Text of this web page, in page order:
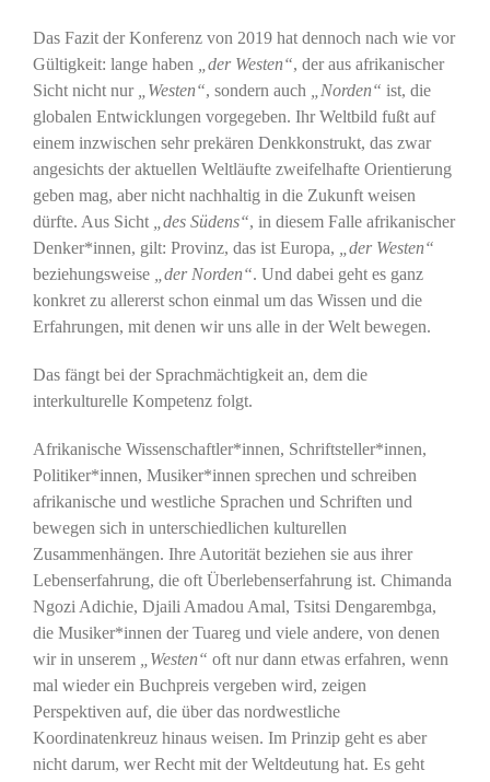
Das Fazit der Konferenz von 2019 hat dennoch nach wie vor
Gültigkeit: lange haben
„der Westen“, der aus afrikanischer
Sicht nicht nur
„Westen“, sondern auch „Norden“ ist, die
globalen Entwicklungen vorgegeben. Ihr Weltbild fußt auf
einem inzwischen sehr prekären Denkkonstrukt, das zwar
angesichts der aktuellen Weltläufte zweifelhafte Orientierung
geben mag, aber nicht nachhaltig in die Zukunft weisen
dürfte. Aus Sicht
„des Südens“, in diesem Falle afrikanischer
Denker*innen, gilt: Provinz, das ist Europa,
„der Westen“
beziehungsweise
„der Norden“. Und dabei geht es ganz
konkret zu allererst schon einmal um das Wissen und die
Erfahrungen, mit denen wir uns alle in der Welt bewegen.
Das fängt bei der Sprachmächtigkeit an, dem die
interkulturelle Kompetenz folgt.
Afrikanische Wissenschaftler*innen, Schriftsteller*innen,
Politiker*innen, Musiker*innen sprechen und schreiben
afrikanische und westliche Sprachen und Schriften und
bewegen sich in unterschiedlichen kulturellen
Zusammenhängen. Ihre Autorität beziehen sie aus ihrer
Lebenserfahrung, die oft Überlebenserfahrung ist. Chimanda
Ngozi Adichie, Djaili Amadou Amal, Tsitsi Dengarembga,
die Musiker*innen der Tuareg und viele andere, von denen
wir in unserem
„Westen“ oft nur dann etwas erfahren, wenn
mal wieder ein Buchpreis vergeben wird, zeigen
Perspektiven auf, die über das nordwestliche
Koordinatenkreuz hinaus weisen. Im Prinzip geht es aber
nicht darum, wer Recht mit der Weltdeutung hat. Es geht